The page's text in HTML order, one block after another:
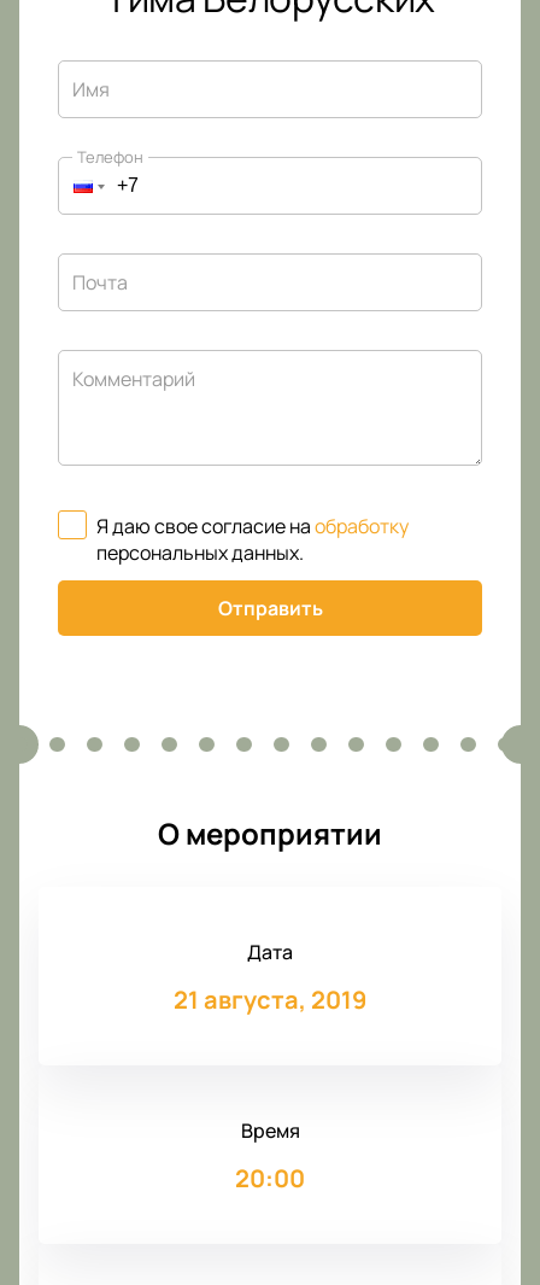
Имя
Телефон
Почта
Комментарий
Я даю свое согласие наобработку
персональных данных.
Отправить
О мероприятии
Дата
21 августа, 2019
Время
20:00